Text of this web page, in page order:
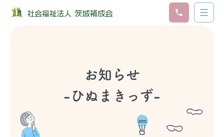
お知らせ
-ひぬまきっず-